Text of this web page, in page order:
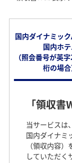
国内ダイナミッ
国内ホ
（照会番号が英
桁の場合
「領収書
当サービスは
国内ダイナミ
（領収内容
していただく